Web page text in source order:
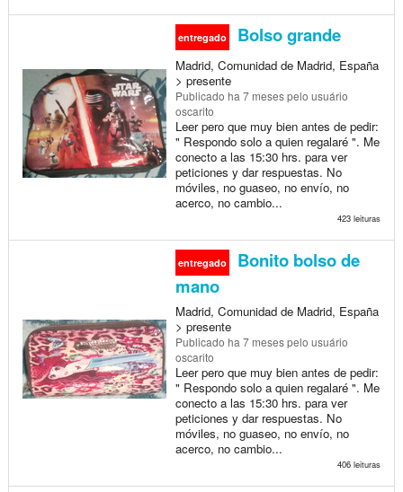
entregado Bolso grande
Madrid, Comunidad de Madrid, España
> presente
Publicado ha 7 mesespelo usuário
oscarito
Leer pero que muy bien antes de pedir:
" Respondo solo a quien regalaré ". Me
conecto a las 15:30 hrs. para ver
peticiones y dar respuestas. No
móviles, no guaseo, no envío, no
acerco, no cambio...
423 leituras
entregado
Bonito bolso de
mano
Madrid, Comunidad de Madrid, España
> presente
Publicado ha 7 mesespelo usuário
oscarito
Leer pero que muy bien antes de pedir:
" Respondo solo a quien regalaré ". Me
conecto a las 15:30 hrs. para ver
peticiones y dar respuestas. No
móviles, no guaseo, no envío, no
acerco, no cambio...
406 leituras